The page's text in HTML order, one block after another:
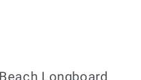
Longboard